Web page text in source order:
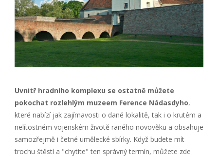
Uvnitř hradního komplexu se ostatně můžete
pokochat rozlehlým muzeem Ference Nádasdyho,
které nabízí jak zajímavosti o dané lokalitě, tak i o krutém a
nelítostném vojenském životě raného novověku a obsahuje
samozřejmě i četné umělecké sbírky. Když budete mít
trochu štěstí a "chytíte" ten správný termín, můžete zde